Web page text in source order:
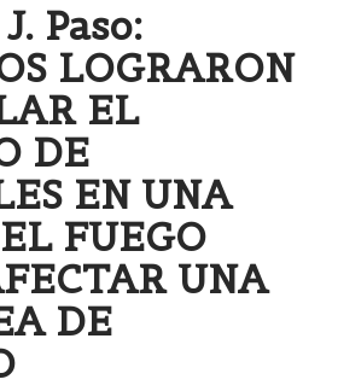
Paso:
LOGRARON
EL
DE
EN UNA
FUEGO
UNA
DE